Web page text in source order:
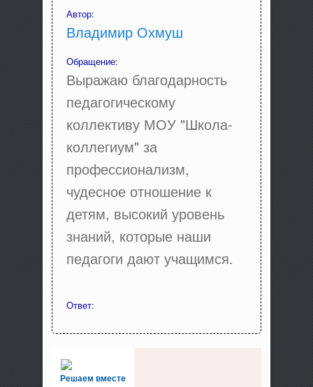
Автор:
Владимир Охмуш
Обращение:
Выражаю благодарность
педагогическому
коллективу МОУ "Школа-
коллегиум" за
профессионализм,
чудесное отношение к
детям, высокий уровень
знаний, которые наши
педагоги дают учащимся.
Ответ:
Решаем вместе